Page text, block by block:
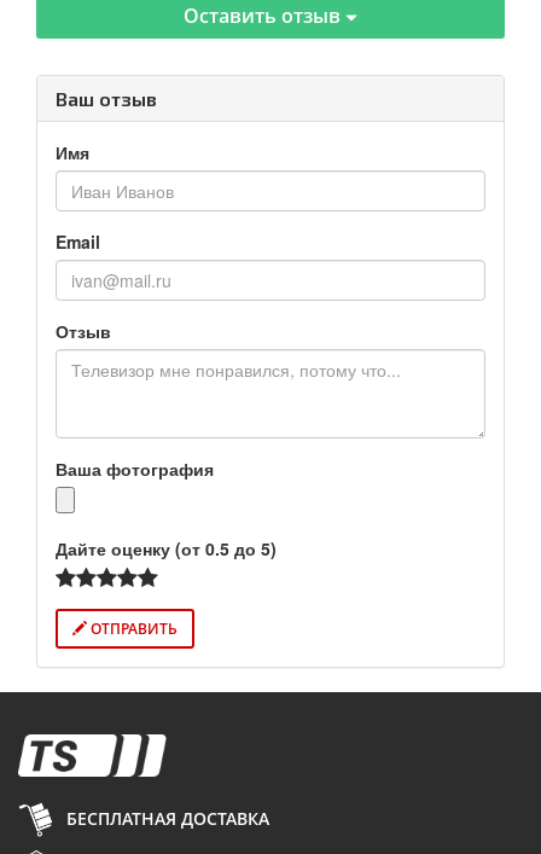
Оставить отзыв
Ваш отзыв
Имя
Email
Отзыв
Ваша фотография
Дайте оценку (от 0.5 до 5)
ОТПРАВИТЬ
БЕСПЛАТНАЯ ДОСТАВКА